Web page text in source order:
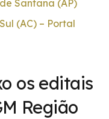
Santana (AP)
(AC) – Portal
os editais
Região